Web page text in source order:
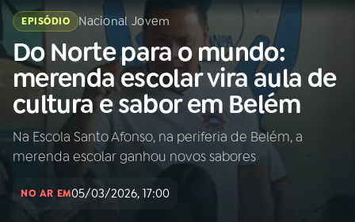
Buscar
na
Rádio
Nacional
Buscar
AO VIVO
INÍCIO
EPISÓDIO Nacional Jovem
Do Norte para o mundo:
merenda escolar vira aula de
cultura e sabor em Belém
Na Escola Santo Afonso, na periferia de Belém, a
merenda escolar ganhou novos sabores
NO AR EM05/03/2026, 17:00